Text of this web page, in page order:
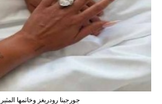
جورجينا رودريغز وخاتمها